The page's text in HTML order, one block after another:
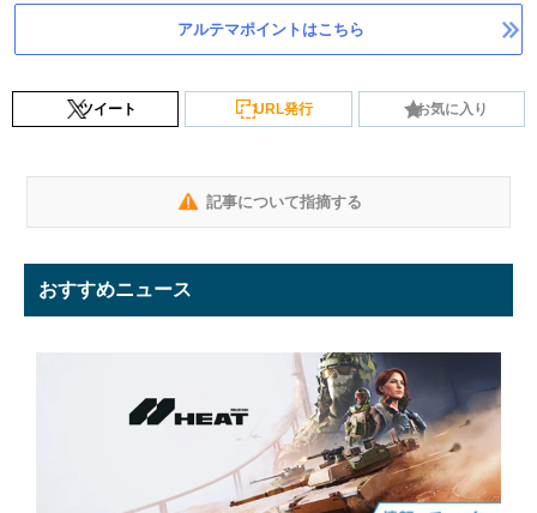
アルテマポイントはこちら
ツイート URL発行 お気に入り
記事について指摘する
おすすめニュース